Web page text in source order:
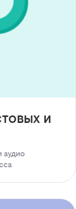
и
аудио